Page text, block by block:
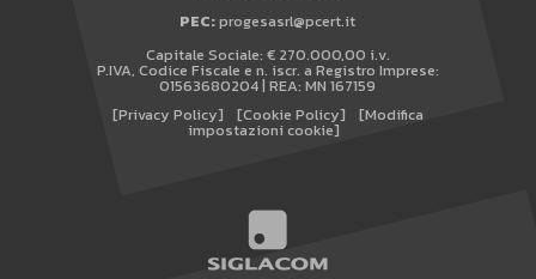
PEC:progesasrl@pcert.it
Capitale Sociale: € 270.000,00 i.v.
P.IVA, Codice Fiscale e n. iscr. a Registro Imprese:
01563680204 | REA: MN 167159
[Privacy Policy]
[Cookie Policy] [Modifica
impostazioni cookie]